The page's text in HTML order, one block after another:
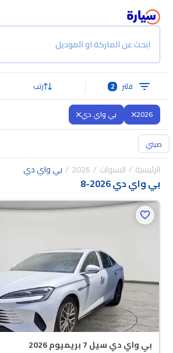
ابحث عن الماركة او الموديل
فلتر 2 رتب
2026 بي واي دي
صيني
الرئيسية السنوات 2026 بي واي دي
بي واي دي 2026 -
8
بي واي دي سيل 7 بريميوم 2026